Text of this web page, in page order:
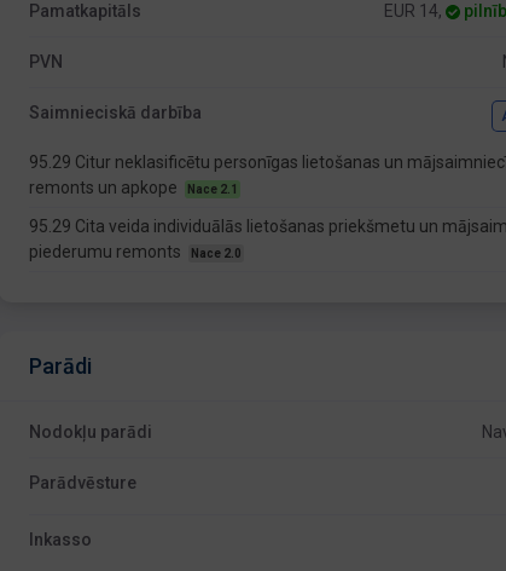
Pamatkapitāls EUR 14,
PVN
Saimnieciskā darbība
95.29 Citur neklasificētu personīgas lietošanas un
remonts un apkope
Nace 2.1
95.29 Cita veida individuālās lietošanas priekšmetu un
piederumu remonts
Nace 2.0
Parādi
Nodokļu parādi
Parādvēsture
Inkasso